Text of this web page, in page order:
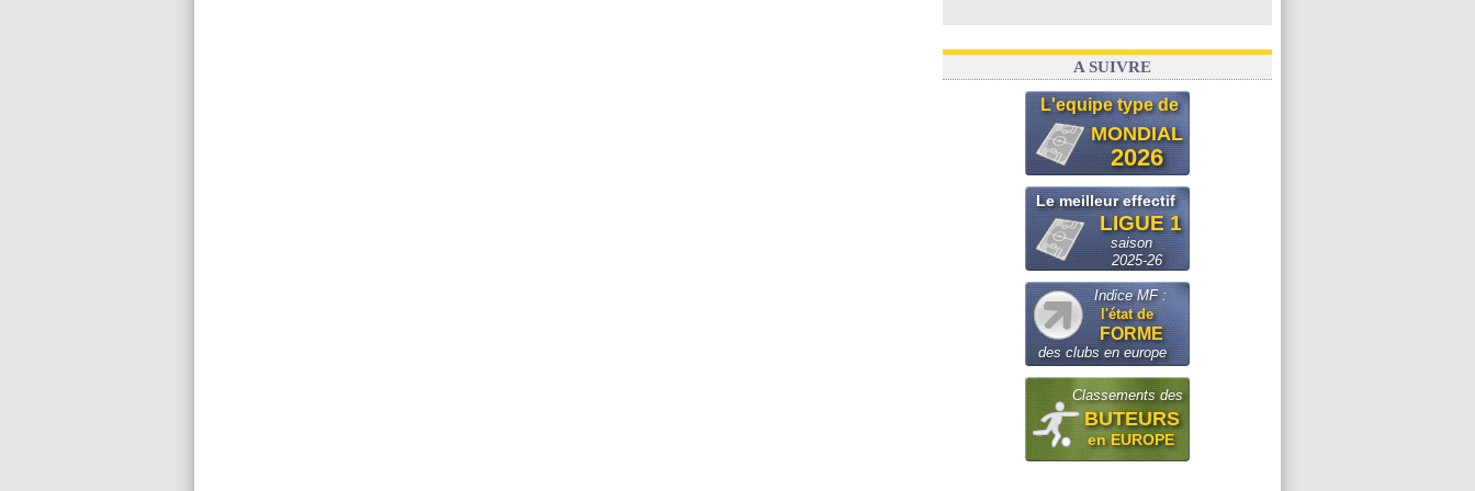
A SUIVRE
L'equipe type de
MONDIAL
2026
Le meilleur effectif
LIGUE 1
saison
2025-26
Indice MF :
l'état de
FORME
des clubs en europe
Classements des
BUTEURS
en EUROPE